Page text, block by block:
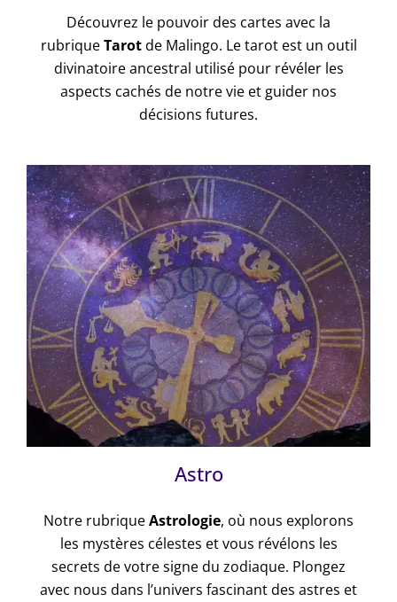
Découvrez le pouvoir des cartes avec la
rubriqueTarotde Malingo. Le tarot est un outil
divinatoire ancestral utilisé pour révéler les
aspects cachés de notre vie et guider nos
décisions futures.
Astro
Notre rubriqueAstrologie, où nous explorons
les mystères célestes et vous révélons les
secrets de votre signe du zodiaque. Plongez
avec nous dans l’univers fascinant des astres et